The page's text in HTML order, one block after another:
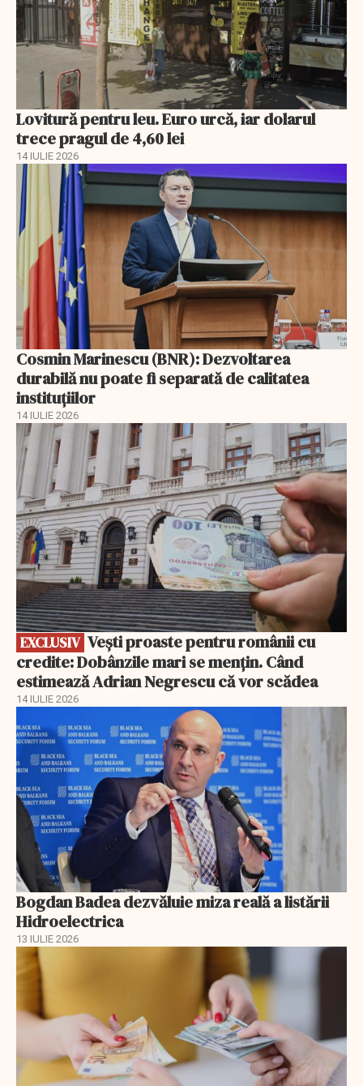
Lovitură pentru leu. Euro urcă, iar dolarul
trece pragul de 4,60 lei
14 IULIE 2026
Cosmin Marinescu (BNR): Dezvoltarea
durabilă nu poate fi separată de calitatea
instituțiilor
14 IULIE 2026
EXCLUSIV
EXCLUSIV
credite: Dobânzile mari se mențin. Când
estimează Adrian Negrescu că vor scădea
14 IULIE 2026
Bogdan Badea dezvăluie miza reală a listării
Hidroelectrica
13 IULIE 2026